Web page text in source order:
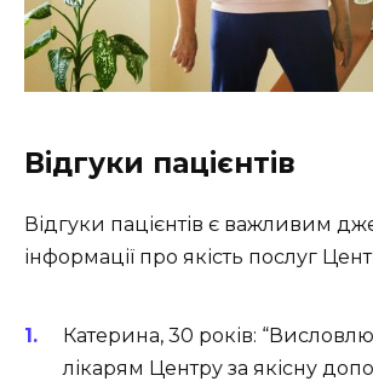
Відгуки пацієнтів
Відгуки пацієнтів є важливим
інформації про якість послуг
Катерина, 30 років:
лікарям Центру за якісну